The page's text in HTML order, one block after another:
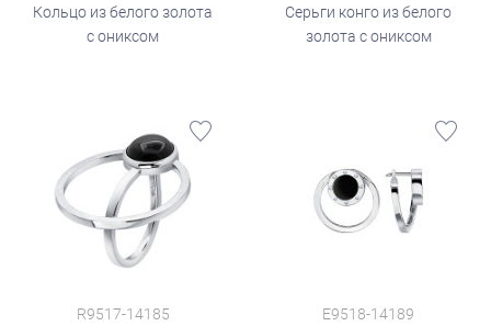
Кольцо из белого золота
с ониксом
Серьги конго из белого
золота с ониксом
R9517-14185 E9518-14189